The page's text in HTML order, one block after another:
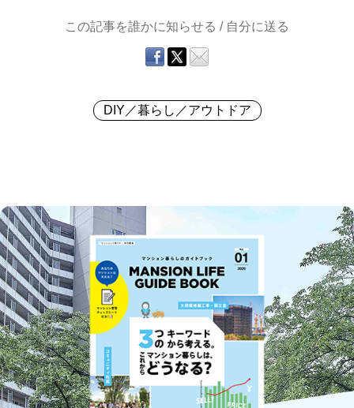
この記事を誰かに知らせる / 自分に送る
DIY／暮らし／アウトドア